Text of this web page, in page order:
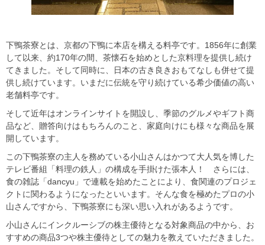
下鴨茶寮とは、京都の下鴨に本店を構える料亭です。1856年に創業
して以来、約170年の間、茶懐石を始めとした京料理を提供し続け
てきました。そして同時に、日本の古き良きおもてなしも併せて提
供し続けています。いまだに伝統を守り続けている希少価値の高い
老舗料亭です。
そして近年はオンラインサイトを開設し、季節のグルメやギフト商
品など、贈答向けはもちろんのこと、家庭向けにも様々な商品を展
開しています。
この下鴨茶寮の主人を務めている小山さんはかつて大人気を博した
テレビ番組「料理の鉄人」の構成を手掛けた張本人！ さらには、
食の雑誌「dancyu」で連載を始めたことにより、食関連のプロジェ
クトに関わるようになったといいます。そんな食を極めたプロの小
山さんですから、下鴨茶寮にも深い思い入れがあるようです。
小山さんにインクルーシブの株主優待となる対象商品の中から、お
すすめの商品3つや株主優待としての魅力を教えていただきました。